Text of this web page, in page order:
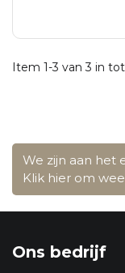
Item 1-3 van 3 in
We zijn aan het
Klik hier om
Ons bedrijf